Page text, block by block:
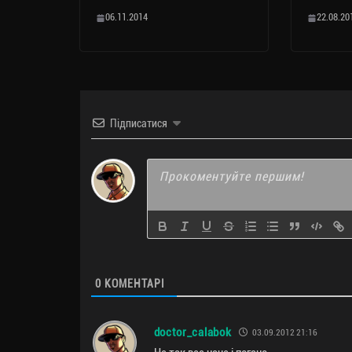
06.11.2014
Підписатися
0 КОМЕНТАРІ
doctor_calabok 03.09.2012 21:16